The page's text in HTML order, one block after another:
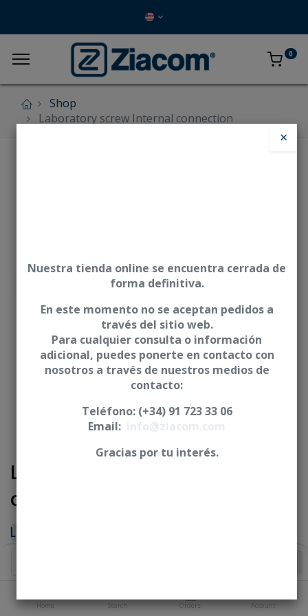
Home Search Orders Account
0
Shop
Laboratory screw Internal connection
Laboratory screw Internal
connection
Login
×
Nuestra tienda online se encuentra cerrada de
forma definitiva.
En este momento no se aceptan pedidos a
través del sitio web.
Para cualquier consulta o información
adicional, puedes ponerte en contacto con
nosotros a través de nuestros medios de
contacto:
Teléfono: (+34) 91 723 33 06
Email:
Gracias por tu interés.